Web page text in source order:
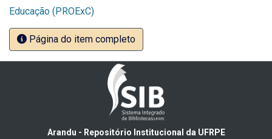
Educação (PROExC)
Página do item completo
Arandu - Repositório Institucional da UFRPE